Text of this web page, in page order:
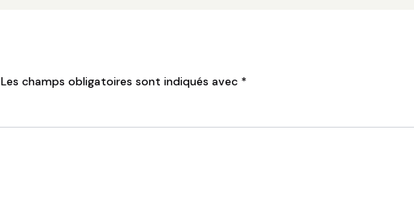
Les champs obligatoires sont indiqués avec *